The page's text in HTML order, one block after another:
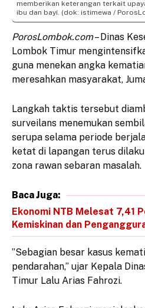
memberikan keterangan terkait
ibu dan bayi. (dok: istimewa /
PorosLombok.com– Dinas
Lombok Timur
guna menekan angka
meresahkan masyarakat,
​Langkah taktis tersebut
surveilans menemukan
serupa selama periode
ketat di lapangan terus
zona rawan sebaran masalah.
Baca Juga:
Ekonomi NTB Melesat 7,41
Kemiskinan dan
​”Sebagian besar kasus
pendarahan,” ujar Kepala
Timur Lalu Arias Fahrozi.